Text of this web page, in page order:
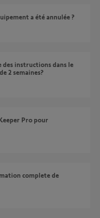
a été annulée ?
2 semaines?